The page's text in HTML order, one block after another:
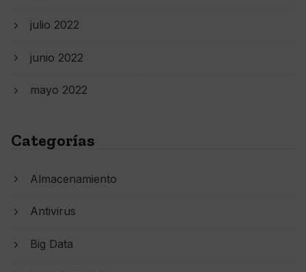
julio 2022
junio 2022
mayo 2022
Categorías
Almacenamiento
Antivirus
Big Data